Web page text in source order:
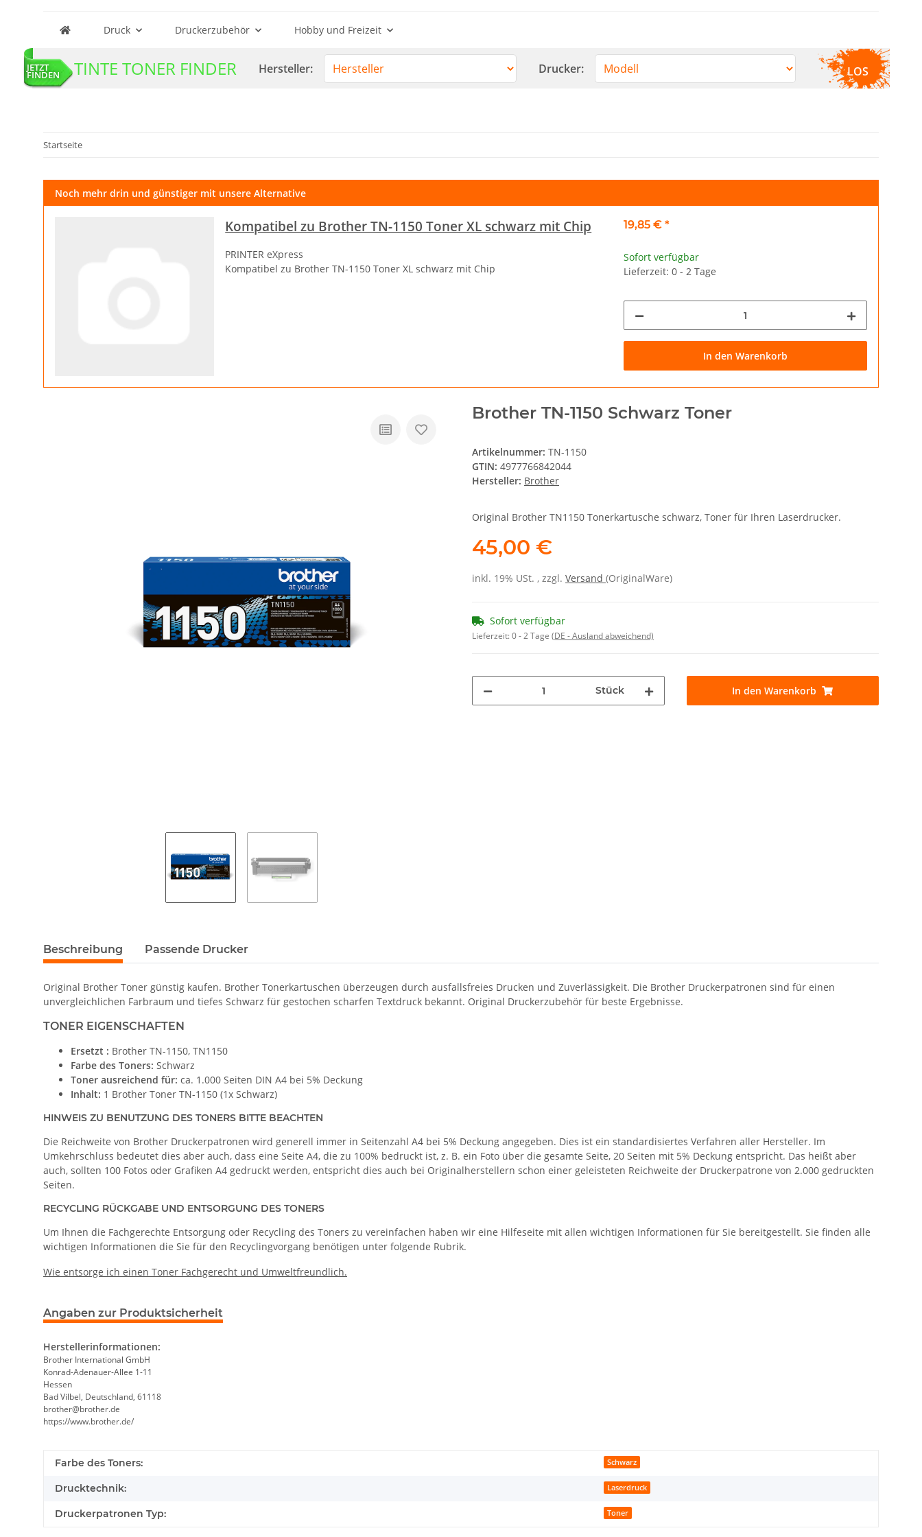
Druck Druckerzubehör Hobby und Freizeit
JETZT
FINDEN TINTE TONER FINDER Hersteller: Drucker: LOS
Startseite
Noch mehr drin und günstiger mit unsere Alternative
Kompatibel zu Brother TN-1150 Toner XL schwarz mit Chip
PRINTER eXpress
Kompatibel zu Brother TN-1150 Toner XL schwarz mit Chip
19,85 € *
Sofort verfügbar
Lieferzeit: 0 - 2 Tage
In den Warenkorb
Brother TN-1150 Schwarz Toner
Artikelnummer: TN-1150
GTIN: 4977766842044
Hersteller: Brother
Original Brother TN1150 Tonerkartusche schwarz, Toner für Ihren Laserdrucker.
45,00 €
inkl. 19% USt. , zzgl. Versand (OriginalWare)
Sofort verfügbar
Lieferzeit:0 - 2 Tage (DE - Ausland abweichend)
Stück In den Warenkorb
Beschreibung Passende Drucker
Original Brother Toner günstig kaufen. Brother Tonerkartuschen überzeugen durch ausfallsfreies Drucken und Zuverlässigkeit. Die Brother Druckerpatronen sind für einen
unvergleichlichen Farbraum und tiefes Schwarz für gestochen scharfen Textdruck bekannt. Original Druckerzubehör für beste Ergebnisse.
TONER EIGENSCHAFTEN
Ersetzt : Brother TN-1150, TN1150
Farbe des Toners: Schwarz
Toner ausreichend für: ca. 1.000 Seiten DIN A4 bei 5% Deckung
Inhalt: 1 Brother Toner TN-1150 (1x Schwarz)
HINWEIS ZU BENUTZUNG DES TONERS BITTE BEACHTEN
Die Reichweite von Brother Druckerpatronen wird generell immer in Seitenzahl A4 bei 5% Deckung angegeben. Dies ist ein standardisiertes Verfahren aller Hersteller. Im
Umkehrschluss bedeutet dies aber auch, dass eine Seite A4, die zu 100% bedruckt ist, z. B. ein Foto über die gesamte Seite, 20 Seiten mit 5% Deckung entspricht. Das heißt aber
auch, sollten 100 Fotos oder Grafiken A4 gedruckt werden, entspricht dies auch bei Originalherstellern schon einer geleisteten Reichweite der Druckerpatrone von 2.000 gedruckten
Seiten.
RECYCLING RÜCKGABE UND ENTSORGUNG DES TONERS
Um Ihnen die Fachgerechte Entsorgung oder Recycling des Toners zu vereinfachen haben wir eine Hilfeseite mit allen wichtigen Informationen für Sie bereitgestellt. Sie finden alle
wichtigen Informationen die Sie für den Recyclingvorgang benötigen unter folgende Rubrik.
Wie entsorge ich einen Toner Fachgerecht und Umweltfreundlich.
Angaben zur Produktsicherheit
Herstellerinformationen:
Brother International GmbH
Konrad-Adenauer-Allee 1-11
Hessen
Bad Vilbel, Deutschland, 61118
brother@brother.de
https://www.brother.de/
Farbe des Toners: Schwarz
Drucktechnik: Laserdruck
Druckerpatronen Typ: Toner